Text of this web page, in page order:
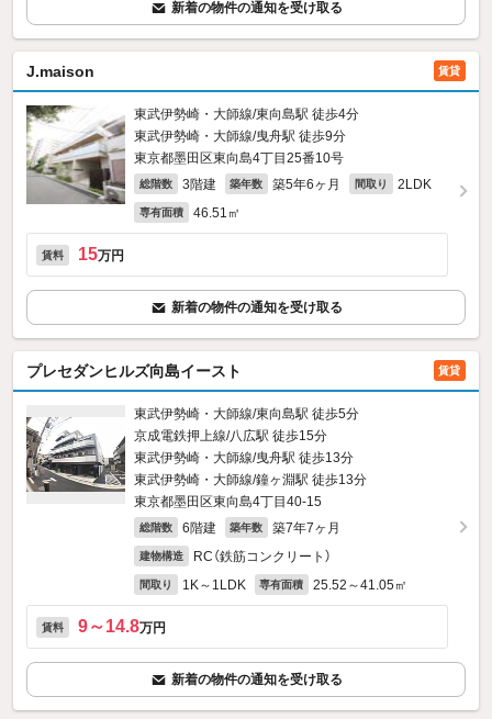
新着の物件の通知を受け取る
J.maison 賃貸
東武伊勢崎・大師線/東向島駅 徒歩4分
東武伊勢崎・大師線/曳舟駅 徒歩9分
東京都墨田区東向島4丁目25番10号
総階数 3階建 築年数 築5年6ヶ月 間取り 2LDK
専有面積 46.51㎡
賃料 15万円
新着の物件の通知を受け取る
プレセダンヒルズ向島イースト 賃貸
東武伊勢崎・大師線/東向島駅 徒歩5分
京成電鉄押上線/八広駅 徒歩15分
東武伊勢崎・大師線/曳舟駅 徒歩13分
東武伊勢崎・大師線/鐘ヶ淵駅 徒歩13分
東京都墨田区東向島4丁目40-15
総階数 6階建 築年数 築7年7ヶ月
建物構造 RC（鉄筋コンクリート）
間取り 1K～1LDK 専有面積 25.52～41.05㎡
賃料 9～14.8万円
新着の物件の通知を受け取る